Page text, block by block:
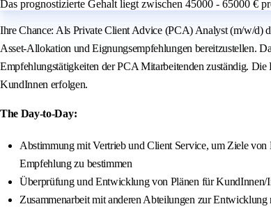
Das prognostizierte Gehalt liegt zwischen 45000 - 65000 €
Ihre Chance: Als Private Client Advice (PCA) Analyst (m/w/d)
Asset-Allokation und Eignungsempfehlungen bereitzustellen.
Empfehlungstätigkeiten der PCA Mitarbeitenden zuständig.
KundInnen erfolgen.
The Day-to-Day:
Abstimmung mit Vertrieb und Client Service, um Ziele
Empfehlung zu bestimmen
Überprüfung und Entwicklung von Plänen für KundInnen/
Zusammenarbeit mit anderen Abteilungen zur